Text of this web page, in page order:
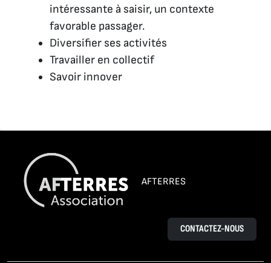
intéressante à saisir, un contexte
favorable passager.
Diversifier ses activités
Travailler en collectif
Savoir innover
AFTERRES
CONTACTEZ-NOUS